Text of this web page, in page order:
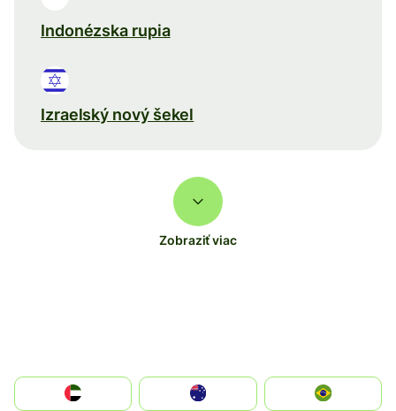
Indonézska rupia
Izraelský nový šekel
Zobraziť viac
الإمارات العربية المتحدة